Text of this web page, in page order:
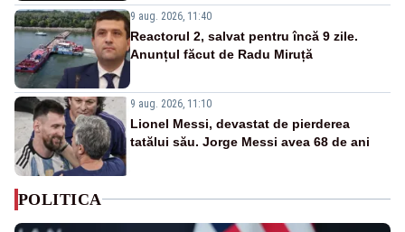
9 aug. 2026, 11:40
Reactorul 2, salvat pentru încă 9 zile.
Anunțul făcut de Radu Miruță
9 aug. 2026, 11:10
Lionel Messi, devastat de pierderea
tatălui său. Jorge Messi avea 68 de ani
POLITICA